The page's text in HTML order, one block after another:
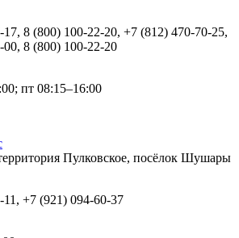
8 (800) 100-22-20, +7 (812) 470-70-25,
8 (800) 100-22-20
пт 08:15–16:00
Пулковское, посёлок Шушары
+7 (921) 094-60-37